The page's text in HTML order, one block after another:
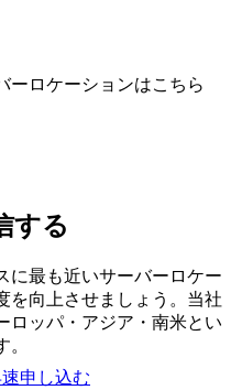
ーロケーションはこちら
する
に最も近いサーバーロケー
を向上させましょう。当社
ロッパ・アジア・南米とい
申し込む